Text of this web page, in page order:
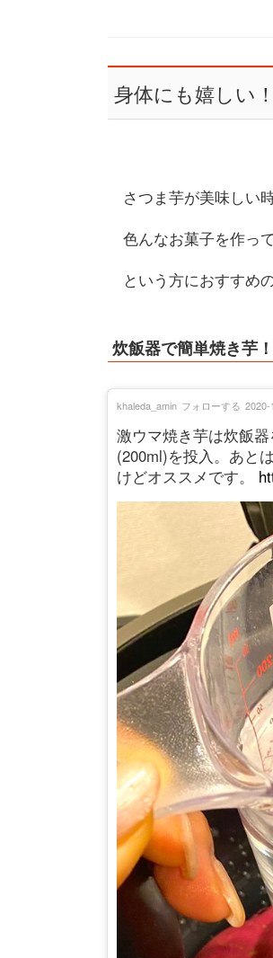
身体にも嬉しい
さつま芋が美味しい
色んなお菓子を作っ
という方におすすめ
炊飯器で簡単焼き芋！
激ウマ焼き芋は炊飯
(200ml)を投入。あと
けどオススメです。
khaleda_amin フォローする 2020-